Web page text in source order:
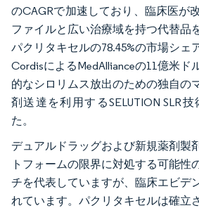
のCAGRで加速しており、臨床医が
ファイルと広い治療域を持つ代替品
パクリタキセルの78.45%の市場シェ
CordisによるMedAllianceの11億米ド
的なシロリムス放出のための独自の
剤送達を利用するSELUTION SLR
た。
デュアルドラッグおよび新規薬剤製
トフォームの限界に対処する可能性
チを代表していますが、臨床エビデ
れています。パクリタキセルは確立